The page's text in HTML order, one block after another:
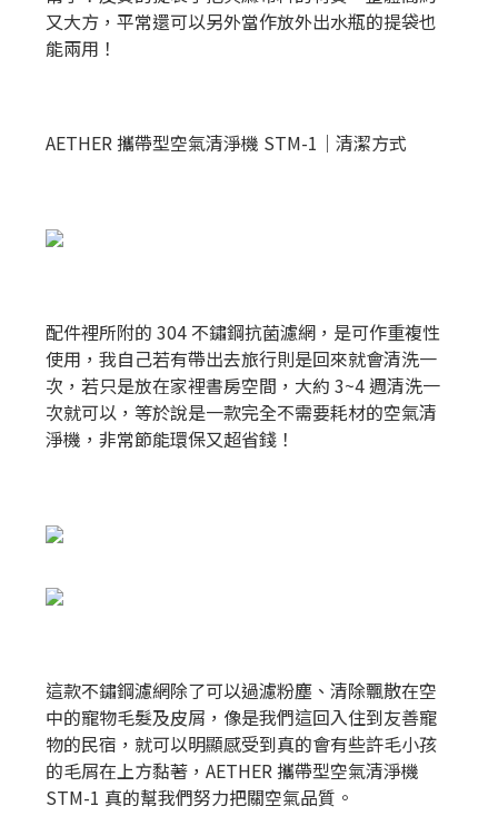
又大方，平常還可以另外當作放外出水瓶的提袋也
能兩用！
AETHER 攜帶型空氣清淨機 STM-1｜清潔方式
配件裡所附的 304 不鏽鋼抗菌濾網，是可作重複性
使用，我自己若有帶出去旅行則是回來就會清洗一
次，若只是放在家裡書房空間，大約 3~4 週清洗一
次就可以，等於說是一款完全不需要耗材的空氣清
淨機，非常節能環保又超省錢！
這款不鏽鋼濾網除了可以過濾粉塵、清除飄散在空
中的寵物毛髮及皮屑，像是我們這回入住到友善寵
物的民宿，就可以明顯感受到真的會有些許毛小孩
的毛屑在上方黏著，AETHER 攜帶型空氣清淨機
STM-1 真的幫我們努力把關空氣品質。